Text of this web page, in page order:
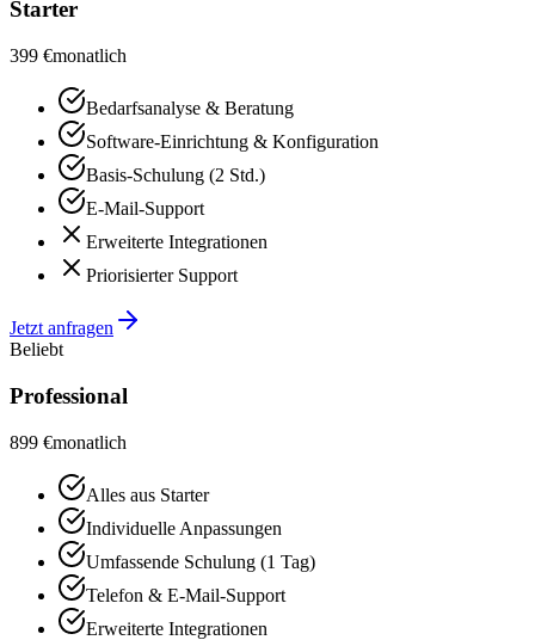
Starter
399 €monatlich
Bedarfsanalyse & Beratung
Software-Einrichtung & Konfiguration
Basis-Schulung (2 Std.)
E-Mail-Support
Erweiterte Integrationen
Priorisierter Support
Jetzt anfragen
Beliebt
Professional
899 €monatlich
Alles aus Starter
Individuelle Anpassungen
Umfassende Schulung (1 Tag)
Telefon & E-Mail-Support
Erweiterte Integrationen